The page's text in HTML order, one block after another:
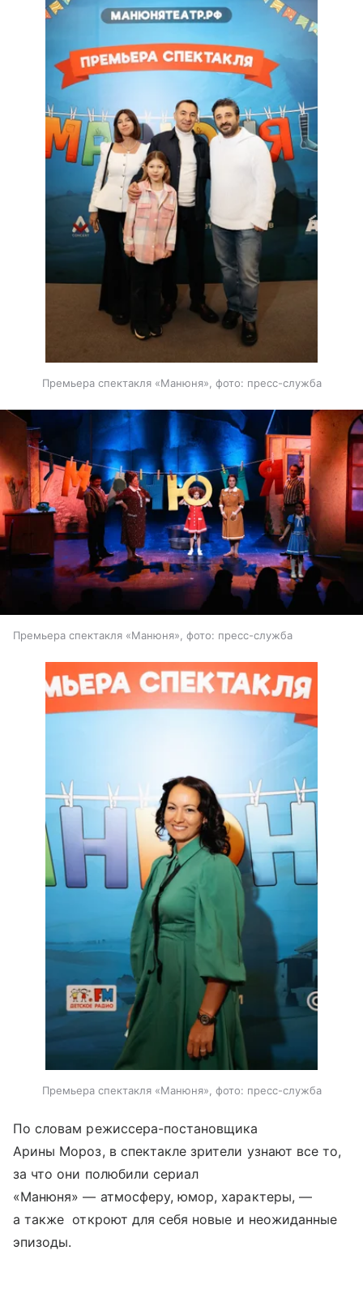
Премьера спектакля «Манюня», фото: пресс-служба
Премьера спектакля «Манюня», фото: пресс-служба
Премьера спектакля «Манюня», фото: пресс-служба
По словам режиссера-постановщика
Арины Мороз, в спектакле зрители узнают все то,
за что они полюбили сериал
«Манюня» — атмосферу, юмор, характеры, —
а также откроют для себя новые и неожиданные
эпизоды.